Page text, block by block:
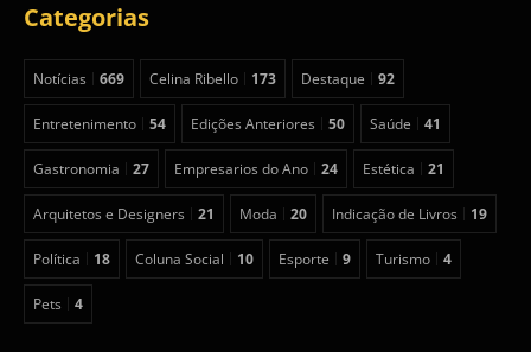
Categorias
Notícias 669 Celina Ribello 173 Destaque 92
Entretenimento 54 Edições Anteriores 50 Saúde 41
Gastronomia 27 Empresarios do Ano 24 Estética 21
Arquitetos e Designers 21 Moda 20 Indicação de Livros 19
Política 18 Coluna Social 10 Esporte 9 Turismo 4
Pets 4